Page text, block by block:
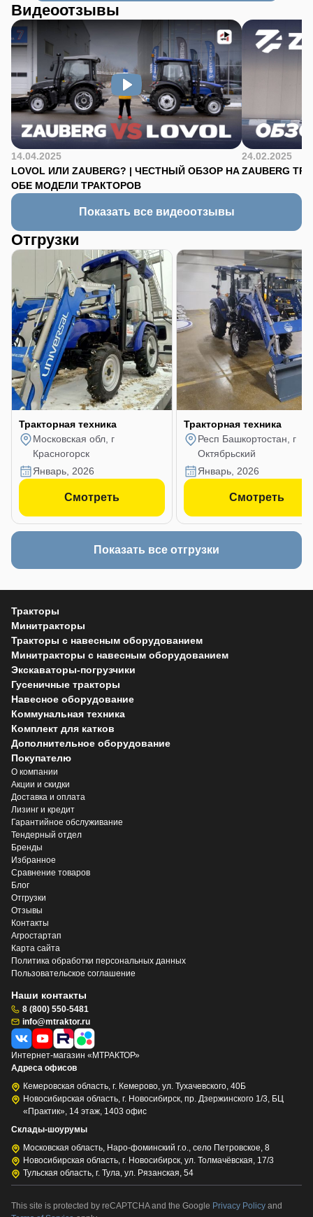
Видеоотзывы
14.04.2025
LOVOL ИЛИ ZAUBERG? | ЧЕСТНЫЙ ОБЗОР НА
ОБЕ МОДЕЛИ ТРАКТОРОВ
24.02.2025
ZAUBERG
Показать все видеоотзывы
Отгрузки
Тракторная техника
Московская обл, г
Красногорск
январь, 2026
Смотреть
Тракторная техника
Респ Башкортостан, г
Октябрьский
январь, 2026
Смотреть
Показать все отгрузки
Тракторы
Минитракторы
Тракторы с навесным оборудованием
Минитракторы с навесным оборудованием
Экскаваторы-погрузчики
Гусеничные тракторы
Навесное оборудование
Коммунальная техника
Комплект для катков
Дополнительное оборудование
Покупателю
О компании
Акции и скидки
Доставка и оплата
Лизинг и кредит
Гарантийное обслуживание
Тендерный отдел
Бренды
Избранное
Сравнение товаров
Блог
Отгрузки
Отзывы
Контакты
Агростартап
Карта сайта
Политика обработки персональных данных
Пользовательское соглашение
Наши контакты
8 (800) 550-5481
info@mtraktor.ru
Интернет-магазин «МТРАКТОР»
Адреса офисов
Кемеровская область, г. Кемерово, ул. Тухачевского, 40Б
Новосибирская область, г. Новосибирск, пр. Дзержинского 1/3, БЦ
«Практик», 14 этаж, 1403 офис
Склады-шоурумы
Московская область, Наро-фоминский г.о., село Петровское, 8
Новосибирская область, г. Новосибирск, ул. Толмачёвская, 17/3
Тульская область, г. Тула, ул. Рязанская, 54
This site is protected by reCAPTCHA and the Google Privacy Policy and